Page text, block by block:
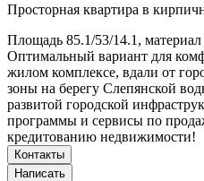
Просторная квартира в
Площадь 85.1/53/14.1,
Оптимальный вариант для
жилом комплексе, вдали от
зоны на берегу Слепянской
развитой городской
программы и сервисы по
кредитованию недвижимости!
Контакты
Написать